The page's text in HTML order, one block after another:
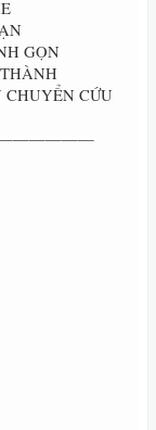
GỌN
CHUYỂN CỨU